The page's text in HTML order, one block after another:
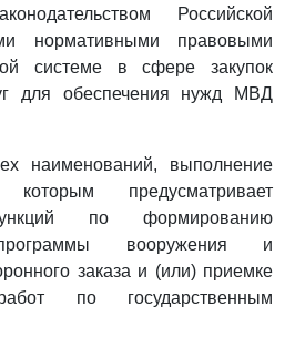
Российской
нормативными правовыми
системе в сфере закупок
для обеспечения нужд МВД
наименований, выполнение
предусматривает
по формированию
программы вооружения и
заказа и (или) приемке
по государственным